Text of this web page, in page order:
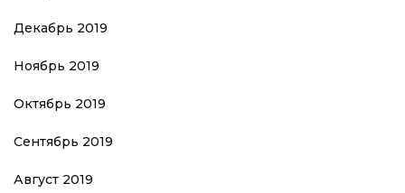
Декабрь 2019
Ноябрь 2019
Октябрь 2019
Сентябрь 2019
Август 2019